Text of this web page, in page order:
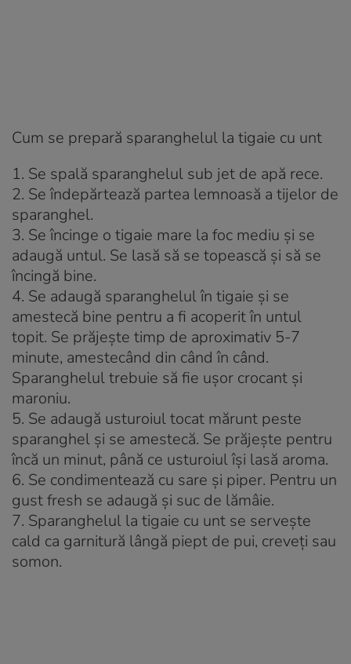
Cum se prepară sparanghelul la tigaie cu unt
1. Se spală sparanghelul sub jet de apă rece.
2. Se îndepărtează partea lemnoasă a tijelor de
sparanghel.
3. Se încinge o tigaie mare la foc mediu și se
adaugă untul. Se lasă să se topească și să se
încingă bine.
4. Se adaugă sparanghelul în tigaie și se
amestecă bine pentru a fi acoperit în untul
topit. Se prăjește timp de aproximativ 5-7
minute, amestecând din când în când.
Sparanghelul trebuie să fie ușor crocant și
maroniu.
5. Se adaugă usturoiul tocat mărunt peste
sparanghel și se amestecă. Se prăjește pentru
încă un minut, până ce usturoiul își lasă aroma.
6. Se condimentează cu sare și piper. Pentru un
gust fresh se adaugă și suc de lămâie.
7. Sparanghelul la tigaie cu unt se servește
cald ca garnitură lângă piept de pui, creveți sau
somon.